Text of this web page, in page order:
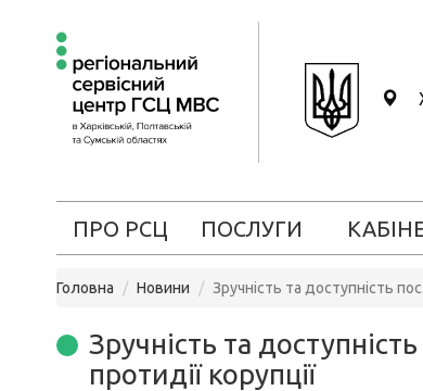
ПРО РСЦ ПОСЛУГИ
Головна Новини Зручність та доступність
Зручність та
протидії корупції